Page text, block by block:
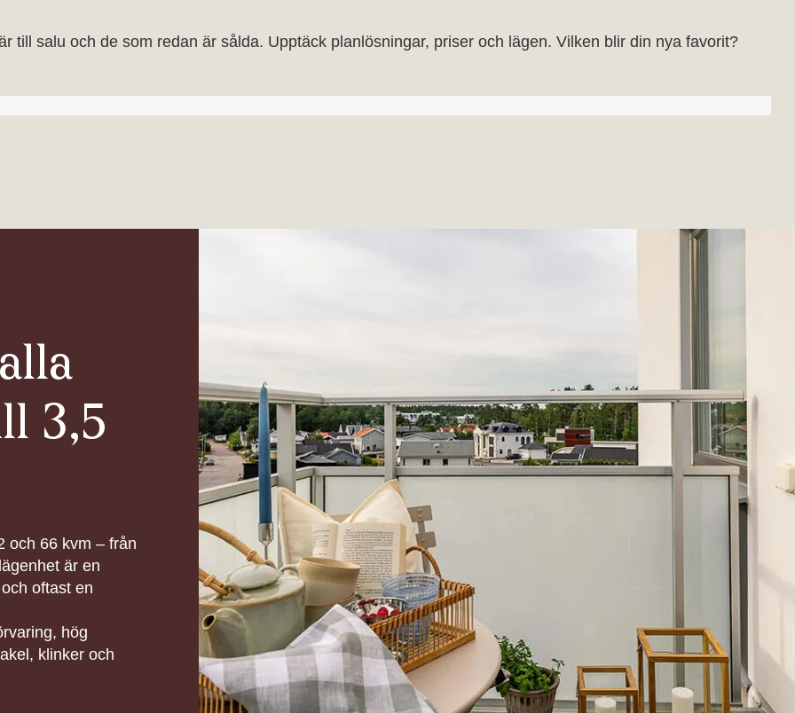
till salu och de som redan är sålda. Upptäck planlösningar, priser och lägen. Vilken blir din nya favorit?
3,5
och 66 kvm – från
är en
oftast en
hög
klinker och